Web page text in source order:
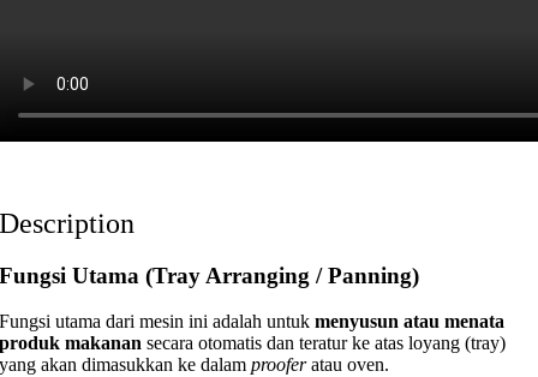
Description
Fungsi Utama (Tray Arranging / Panning)
Fungsi utama dari mesin ini adalah untukmenyusun atau menata
produk makanan secara otomatis dan teratur ke atas loyang (tray)
yang akan dimasukkan ke dalamprooferatau oven.